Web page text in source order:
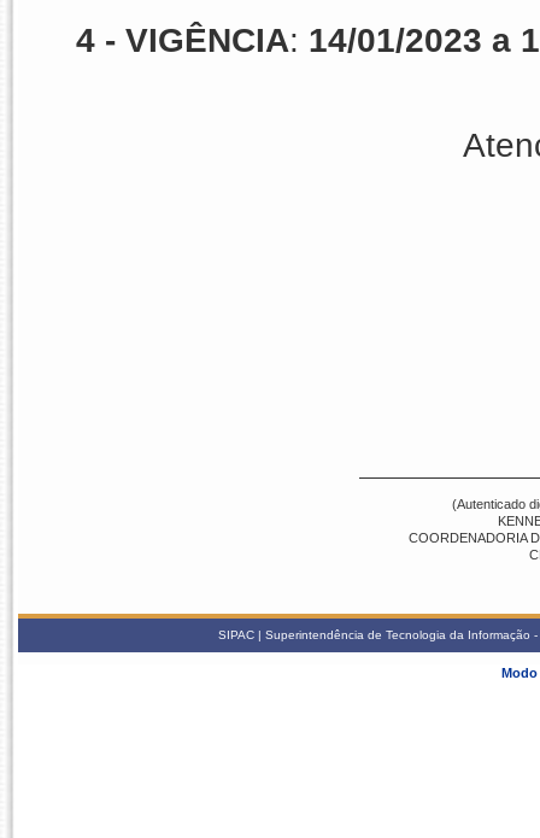
4 - VIGÊNCIA: 14/01/2023 a
(Autenticado
COORDENADORIA
SIPAC | Superintendência de Tecnologia da
Modo